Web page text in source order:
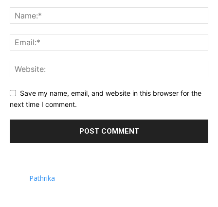
Save my name, email, and website in this browser for the
next time I comment.
Pathrika